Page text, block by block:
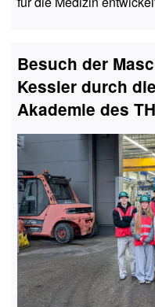
Besuch der
Kessler durch
Akademie des